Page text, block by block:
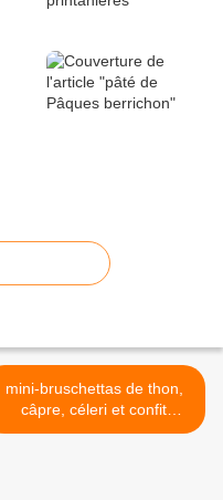
mini-bruschettas de thon,
câpre, céleri et confit
d'oignons au Pineau rosé >